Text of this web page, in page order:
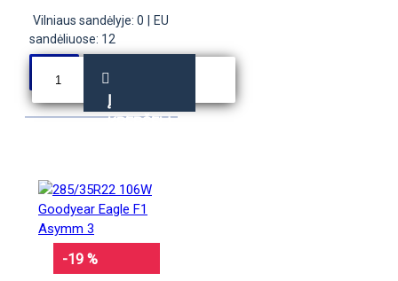
Vilniaus sandėlyje: 0
EU
sandėliuose: 12
Į
KREPŠELĮ
-19 %